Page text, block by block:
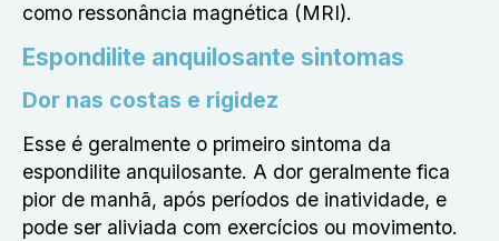
como ressonância magnética (MRI).
Espondilite anquilosante sintomas
Dor nas costas e rigidez
Esse é geralmente o primeiro sintoma da
espondilite anquilosante. A dor geralmente fica
pior de manhã, após períodos de inatividade, e
pode ser aliviada com exercícios ou movimento.